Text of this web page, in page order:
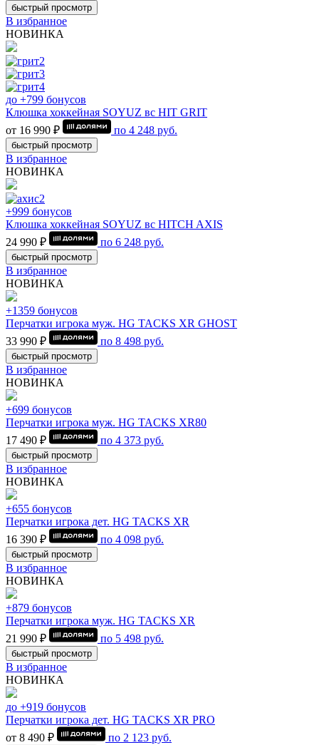
быстрый просмотр
В избранное
НОВИНКА
до +799 бонусов
Клюшка хоккейная SOYUZ вс HIT GRIT
от 16 990 ₽
по 4 248 руб.
быстрый просмотр
В избранное
НОВИНКА
+999 бонусов
Клюшка хоккейная SOYUZ вс HITCH AXIS
24 990 ₽
по 6 248 руб.
быстрый просмотр
В избранное
НОВИНКА
+1359 бонусов
Перчатки игрока муж. HG TACKS XR GHOST
33 990 ₽
по 8 498 руб.
быстрый просмотр
В избранное
НОВИНКА
+699 бонусов
Перчатки игрока муж. HG TACKS XR80
17 490 ₽
по 4 373 руб.
быстрый просмотр
В избранное
НОВИНКА
+655 бонусов
Перчатки игрока дет. HG TACKS XR
16 390 ₽
по 4 098 руб.
быстрый просмотр
В избранное
НОВИНКА
+879 бонусов
Перчатки игрока муж. HG TACKS XR
21 990 ₽
по 5 498 руб.
быстрый просмотр
В избранное
НОВИНКА
до +919 бонусов
Перчатки игрока дет. HG TACKS XR PRO
от 8 490 ₽
по 2 123 руб.